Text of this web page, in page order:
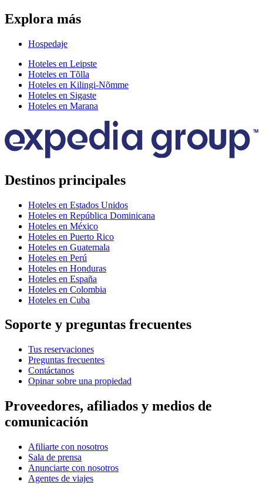
Explora más
Hospedaje
Hoteles en Leipste
Hoteles en Tõlla
Hoteles en Kilingi-Nõmme
Hoteles en Sigaste
Hoteles en Marana
Destinos principales
Hoteles en Estados Unidos
Hoteles en República Dominicana
Hoteles en México
Hoteles en Puerto Rico
Hoteles en Guatemala
Hoteles en Perú
Hoteles en Honduras
Hoteles en España
Hoteles en Colombia
Hoteles en Cuba
Soporte y preguntas frecuentes
Tus reservaciones
Preguntas frecuentes
Contáctanos
Opinar sobre una propiedad
Proveedores, afiliados y medios de
comunicación
Afiliarte con nosotros
Sala de prensa
Anunciarte con nosotros
Agentes de viajes